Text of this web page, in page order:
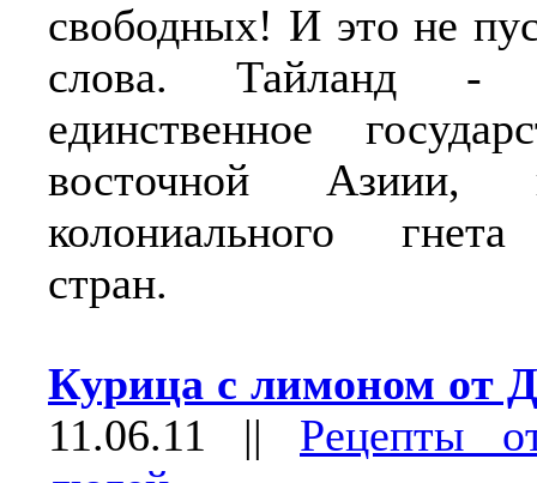
свободных! И это не
слова. Тайланд -
единственное
восточной Азиии,
колониального
стран.
Курица с лимоном от
11.06.11 || Рецепты